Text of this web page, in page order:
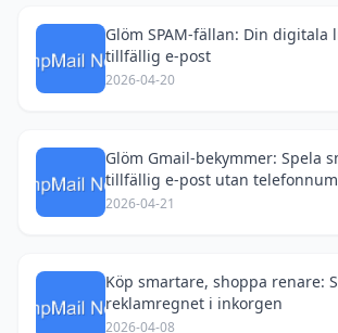
Glöm SPAM-fällan: Din digitala
tillfällig e-post
2026-04-20
Glöm Gmail-bekymmer: Spela
tillfällig e-post utan
2026-04-21
Köp smartare, shoppa renare:
reklamregnet i inkorgen
2026-04-08